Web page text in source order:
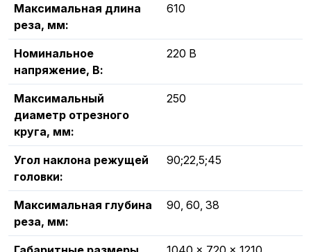
Максимальная длина
реза, мм:
610
Номинальное
напряжение, В:
220 В
Максимальный
диаметр отрезного
круга, мм:
250
Угол наклона режущей
головки:
90;22,5;45
Максимальная глубина
реза, мм:
90, 60, 38